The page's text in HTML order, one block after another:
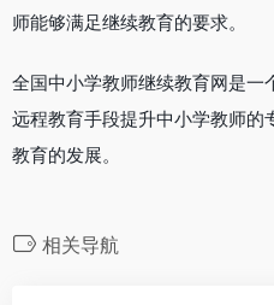
师能够满足继续教育的要求。
全国中小学教师继续教育网是一
远程教育手段提升中小学教师的
教育的发展。
相关导航